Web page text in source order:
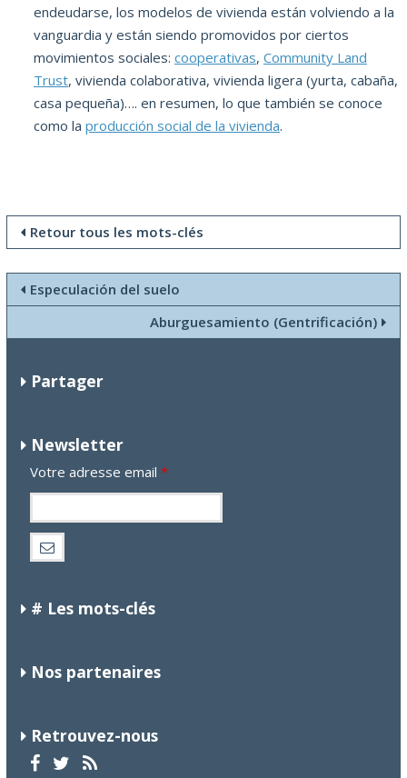
endeudarse, los modelos de vivienda están volviendo a la
vanguardia y están siendo promovidos por ciertos
movimientos sociales: cooperativas, Community Land
Trust, vivienda colaborativa, vivienda ligera (yurta, cabaña,
casa pequeña)…. en resumen, lo que también se conoce
como la producción social de la vivienda.
Retour tous les mots-clés
Especulación del suelo
Aburguesamiento (Gentrificación)
Partager
Newsletter
Votre adresse email *
# Les mots-clés
Nos partenaires
Retrouvez-nous